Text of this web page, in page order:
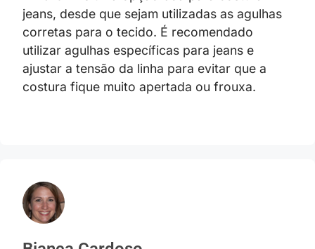
jeans, desde que sejam utilizadas as agulhas
corretas para o tecido. É recomendado
utilizar agulhas específicas para jeans e
ajustar a tensão da linha para evitar que a
costura fique muito apertada ou frouxa.